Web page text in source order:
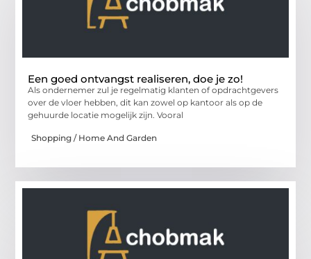
Een goed ontvangst realiseren, doe je zo!
Als ondernemer zul je regelmatig klanten of opdrachtgevers
over de vloer hebben, dit kan zowel op kantoor als op de
gehuurde locatie mogelijk zijn. Vooral
Shopping / Home And Garden